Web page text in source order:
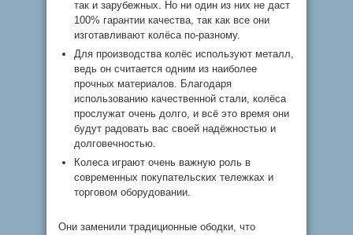
так и зарубежных. Но ни один из них не даст
100% гарантии качества, так как все они
изготавливают колёса по-разному.
Для производства колёс используют металл,
ведь он считается одним из наиболее
прочных материалов. Благодаря
использованию качественной стали, колёса
прослужат очень долго, и всё это время они
будут радовать вас своей надёжностью и
долговечностью.
Колеса играют очень важную роль в
современных покупательских тележках и
торговом оборудовании.
Они заменили традиционные ободки, что